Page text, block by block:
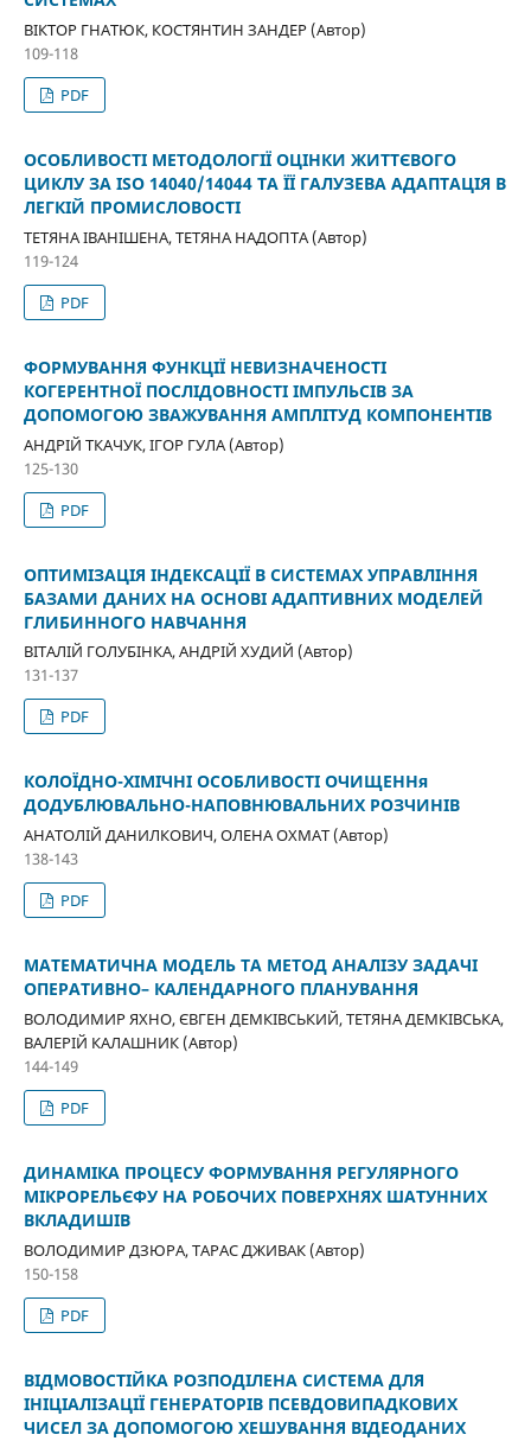
ВІКТОР ГНАТЮК, КОСТЯНТИН ЗАНДЕР (Автор)
109-118
PDF
ОСОБЛИВОСТІ МЕТОДОЛОГІЇ ОЦІНКИ ЖИТТЄВОГО
ЦИКЛУ ЗА ISO 14040/14044 ТА ЇЇ ГАЛУЗЕВА АДАПТАЦІЯ В
ЛЕГКІЙ ПРОМИСЛОВОСТІ
ТЕТЯНА ІВАНІШЕНА, ТЕТЯНА НАДОПТА (Автор)
119-124
PDF
ФОРМУВАННЯ ФУНКЦІЇ НЕВИЗНАЧЕНОСТІ
КОГЕРЕНТНОЇ ПОСЛІДОВНОСТІ ІМПУЛЬСІВ ЗА
ДОПОМОГОЮ ЗВАЖУВАННЯ АМПЛІТУД КОМПОНЕНТІВ
АНДРІЙ ТКАЧУК, ІГОР ГУЛА (Автор)
125-130
PDF
ОПТИМІЗАЦІЯ ІНДЕКСАЦІЇ В СИСТЕМАХ УПРАВЛІННЯ
БАЗАМИ ДАНИХ НА ОСНОВІ АДАПТИВНИХ МОДЕЛЕЙ
ГЛИБИННОГО НАВЧАННЯ
ВІТАЛІЙ ГОЛУБІНКА, АНДРІЙ ХУДИЙ (Автор)
131-137
PDF
КОЛОЇДНО-ХІМІЧНІ ОСОБЛИВОСТІ ОЧИЩЕННя
ДОДУБЛЮВАЛЬНО-НАПОВНЮВАЛЬНИХ РОЗЧИНІВ
АНАТОЛІЙ ДАНИЛКОВИЧ, ОЛЕНА ОХМАТ (Автор)
138-143
PDF
МАТЕМАТИЧНА МОДЕЛЬ ТА МЕТОД АНАЛІЗУ ЗАДАЧІ
ОПЕРАТИВНО– КАЛЕНДАРНОГО ПЛАНУВАННЯ
ВОЛОДИМИР ЯХНО, ЄВГЕН ДЕМКІВСЬКИЙ, ТЕТЯНА ДЕМКІВСЬКА,
ВАЛЕРІЙ КАЛАШНИК (Автор)
144-149
PDF
ДИНАМІКА ПРОЦЕСУ ФОРМУВАННЯ РЕГУЛЯРНОГО
МІКРОРЕЛЬЄФУ НА РОБОЧИХ ПОВЕРХНЯХ ШАТУННИХ
ВКЛАДИШІВ
ВОЛОДИМИР ДЗЮРА, ТАРАС ДЖИВАК (Автор)
150-158
PDF
ВІДМОВОСТІЙКА РОЗПОДІЛЕНА СИСТЕМА ДЛЯ
ІНІЦІАЛІЗАЦІЇ ГЕНЕРАТОРІВ ПСЕВДОВИПАДКОВИХ
ЧИСЕЛ ЗА ДОПОМОГОЮ ХЕШУВАННЯ ВІДЕОДАНИХ